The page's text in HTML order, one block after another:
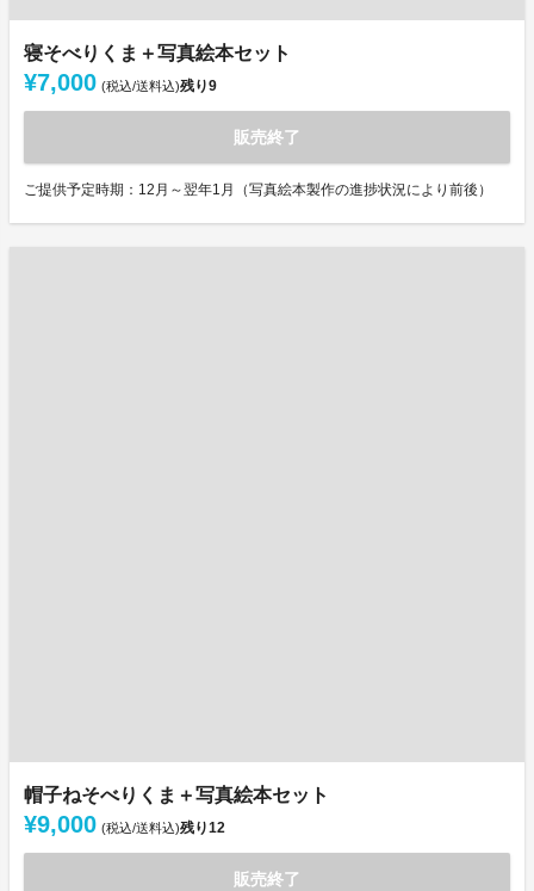
寝そべりくま＋写真絵本セット
¥7,000 (税込/送料込)残り9
販売終了
ご提供予定時期：12月～翌年1月（写真絵本製作の進捗状況により前後）
帽子ねそべりくま＋写真絵本セット
¥9,000 (税込/送料込)残り12
販売終了